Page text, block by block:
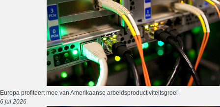
Europa profiteert mee van Amerikaanse arbeidsproductiviteitsgroei
6 jul 2026